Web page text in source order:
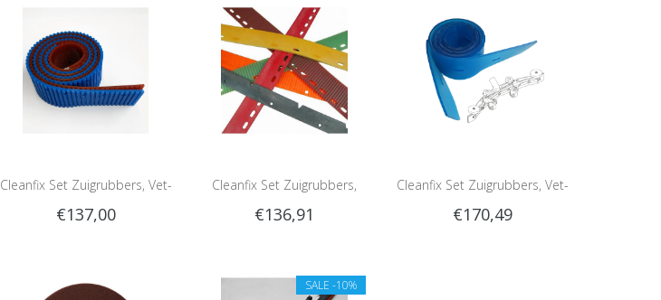
Cleanfix Set Zuigrubbers, Vet-
Oliebestendig, Rechte
€137,00
Cleanfix Set Zuigrubbers,
Standaard, Parabolische
€136,91
Cleanfix Set Zuigrubbers, Vet-
Oliebestendig, Parabolische
€170,49
SALE -10%